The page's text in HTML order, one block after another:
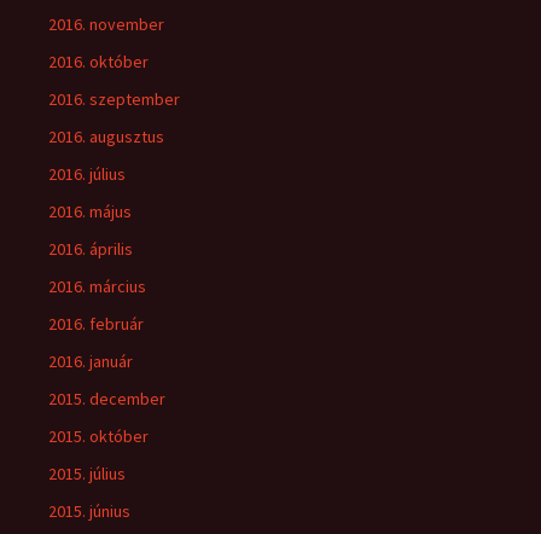
2016. november
2016. október
2016. szeptember
2016. augusztus
2016. július
2016. május
2016. április
2016. március
2016. február
2016. január
2015. december
2015. október
2015. július
2015. június